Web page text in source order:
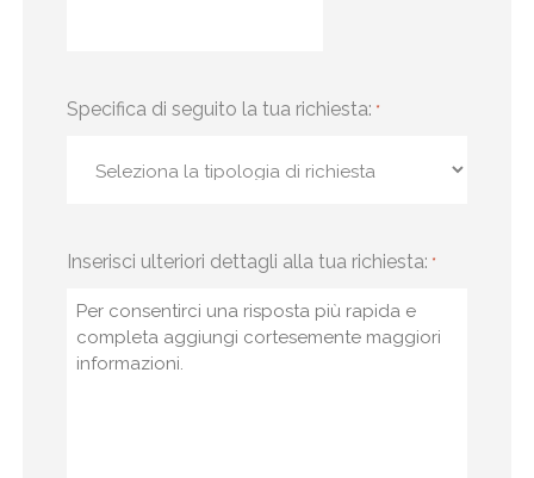
Specifica di seguito la tua richiesta: *
Inserisci ulteriori dettagli alla tua richiesta: *